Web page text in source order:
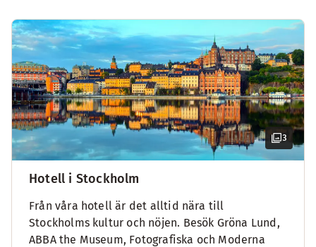
3
Hotell i Stockholm
Från våra hotell är det alltid nära till
Stockholms kultur och nöjen. Besök Gröna Lund,
ABBA the Museum, Fotografiska och Moderna